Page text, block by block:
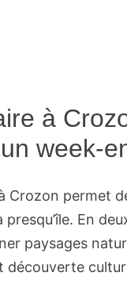
à
week-
Crozon permet
presqu’île. En
paysages
découverte